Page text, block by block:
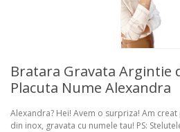
Bratara Gravata Argintie
Placuta Nume Alexandra
Alexandra? Hei! Avem o surpriza! Am
din inox, gravata cu numele tau! PS: